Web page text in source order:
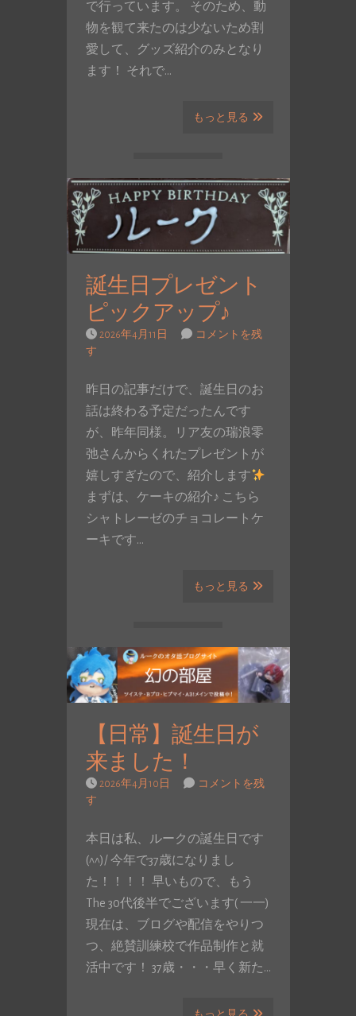
で行っています。 そのため、動
物を観て来たのは少ないため割
愛して、グッズ紹介のみとなり
ます！ それで…
もっと見る
誕生日プレゼント
ピックアップ♪
2026年4月11日
コメントを残
す
昨日の記事だけで、誕生日のお
話は終わる予定だったんです
が、昨年同様。リア友の瑞浪零
弛さんからくれたプレゼントが
嬉しすぎたので、紹介します
まずは、ケーキの紹介♪ こちら
シャトレーゼのチョコレートケ
ーキです…
もっと見る
【日常】誕生日が
来ました！
2026年4月10日
コメントを残
す
本日は私、ルークの誕生日です
(^^)/ 今年で37歳になりまし
た！！！！ 早いもので、もう
The 30代後半でございます( 一一)
現在は、ブログや配信をやりつ
つ、絶賛訓練校で作品制作と就
活中です！ 37歳・・・早く新た…